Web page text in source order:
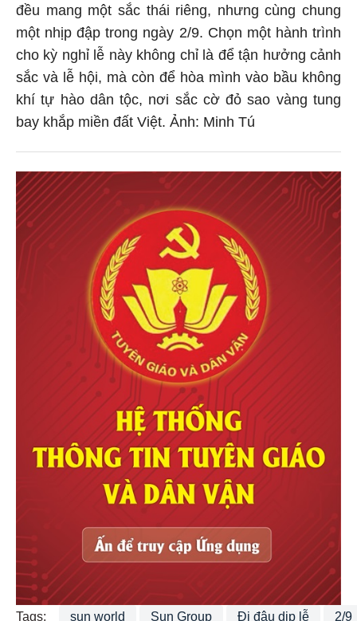
đều mang một sắc thái riêng, nhưng cùng chung
một nhịp đập trong ngày 2/9. Chọn một hành trình
cho kỳ nghỉ lễ này không chỉ là để tận hưởng cảnh
sắc và lễ hội, mà còn để hòa mình vào bầu không
khí tự hào dân tộc, nơi sắc cờ đỏ sao vàng tung
bay khắp miền đất Việt. Ảnh: Minh Tú